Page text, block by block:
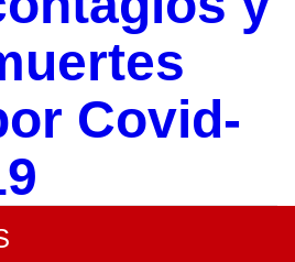
Covid-